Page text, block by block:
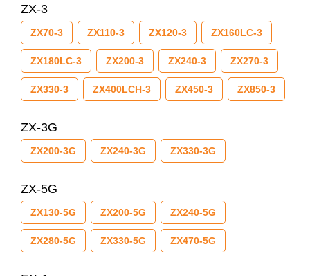
ZX-3
ZX70-3 ZX110-3 ZX120-3 ZX160LC-3
ZX180LC-3 ZX200-3 ZX240-3 ZX270-3
ZX330-3 ZX400LCH-3 ZX450-3 ZX850-3
ZX-3G
ZX200-3G ZX240-3G ZX330-3G
ZX-5G
ZX130-5G ZX200-5G ZX240-5G
ZX280-5G ZX330-5G ZX470-5G